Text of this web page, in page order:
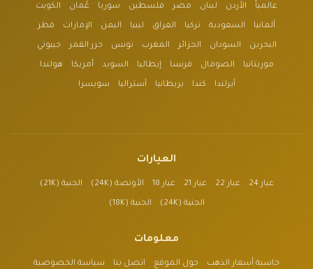
عالمياً الأردن لبنان مصر فلسطين سوريا عُمان الكويت
ألمانيا السعودية تركيا العراق ليبيا اليمن الإمارات قطر
البحرين السودان الجزائر المغرب تونس جزر القمر جيبوتي
موريتانيا الصومال فرنسا إيطاليا السويد أمريكا هولندا
أيرلندا كندا بريطانيا أستراليا سويسرا
العيارات
عيار 24 عيار 22 عيار 21 عيار 18 الأونصة (24K) الجنية (21K)
الجنية (24K) الجنية (18K)
معلومات
حاسبة أسعار الذهب حول الموقع اتصل بنا سياسة الخصوصية